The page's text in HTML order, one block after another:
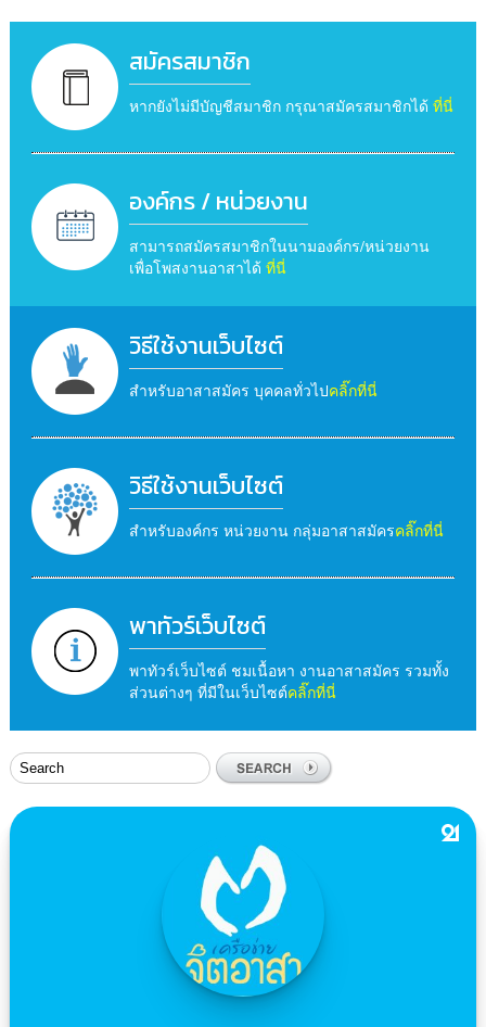
สมัครสมาชิก
หากยังไม่มีบัญชีสมาชิก กรุณาสมัครสมาชิกได้ ที่นี่
องค์กร / หน่วยงาน
สามารถสมัครสมาชิกในนามองค์กร/หน่วยงาน
เพื่อโพสงานอาสาได้ ที่นี่
วิธีใช้งานเว็บไซต์
สำหรับอาสาสมัคร บุคคลทั่วไปคลิ๊กที่นี่
วิธีใช้งานเว็บไซต์
สำหรับองค์กร หน่วยงาน กลุ่มอาสาสมัครคลิ๊กที่นี่
พาทัวร์เว็บไซต์
พาทัวร์เว็บไซต์ ชมเนื้อหา งานอาสาสมัคร รวมทั้ง
ส่วนต่างๆ ที่มีในเว็บไซต์คลิ๊กที่นี่